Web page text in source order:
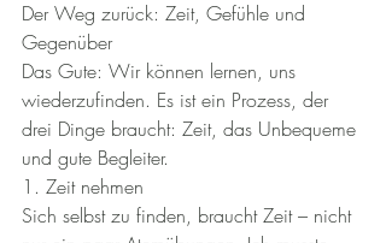
Der Weg zurück: Zeit, Gefühle und
Gegenüber
Das Gute: Wir können lernen, uns
wiederzufinden. Es ist ein Prozess, der
drei Dinge braucht: Zeit, das Unbequeme
und gute Begleiter.
1. Zeit nehmen
Sich selbst zu finden, braucht Zeit – nicht